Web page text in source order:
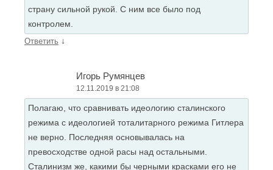
страну сильной рукой. С ним все было под
контролем.
Ответить ↓
Игорь Румянцев
12.11.2019 в 21:08
Полагаю, что сравнивать идеологию сталинского
режима с идеологией тоталитарного режима Гитлера
не верно. Последняя основывалась на
превосходстве одной расы над остальными.
Сталинизм же, какими бы черными красками его не